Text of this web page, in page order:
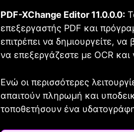
PDF-XChange Editor 11.0.0.0:
επεξεργαστής PDF και
επιτρέπει να δημιουργείτε,
να επεξεργάζεστε με OCR
Ενώ οι περισσότερες
απαιτούν πληρωμή και
τοποθετήσουν ένα